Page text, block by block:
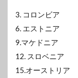
3. コロンビア
6. エストニア
9.マケドニア
12. スロベニア
15.オーストリア